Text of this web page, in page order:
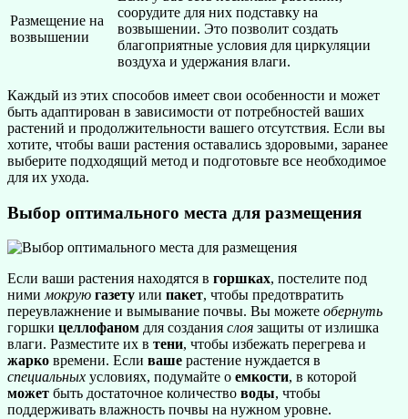
Размещение на
возвышении
соорудите для них подставку на
возвышении. Это позволит создать
благоприятные условия для циркуляции
воздуха и удержания влаги.
Каждый из этих способов имеет свои особенности и может
быть адаптирован в зависимости от потребностей ваших
растений и продолжительности вашего отсутствия. Если вы
хотите, чтобы ваши растения оставались здоровыми, заранее
выберите подходящий метод и подготовьте все необходимое
для их ухода.
Выбор оптимального места для размещения
Если ваши растения находятся в горшках, постелите под
ними мокрую газету или пакет, чтобы предотвратить
переувлажнение и вымывание почвы. Вы можете обернуть
горшки целлофаном для создания слоя защиты от излишка
влаги. Разместите их в тени, чтобы избежать перегрева и
жарко времени. Если ваше растение нуждается в
специальных условиях, подумайте о емкости, в которой
может быть достаточное количество воды, чтобы
поддерживать влажность почвы на нужном уровне.